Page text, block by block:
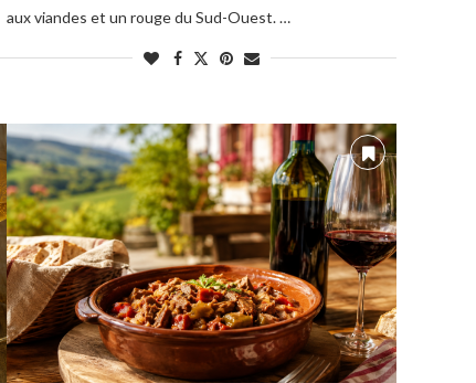
aux viandes et un rouge du Sud-Ouest. …